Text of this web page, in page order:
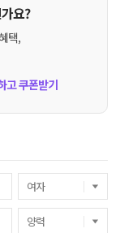
요?
택,
고 쿠폰받기